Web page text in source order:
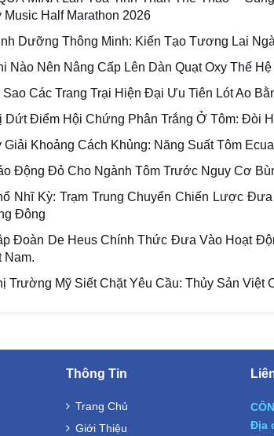
Music Half Marathon 2026
Dưỡng Thông Minh: Kiến Tạo Tương Lai
Nào Nên Nâng Cấp Lên Dàn Quạt Oxy Thế
Sao Các Trang Trại Hiện Đại Ưu Tiên Lót Ao
Dứt Điểm Hội Chứng Phân Trắng Ở Tôm: Đòi
Giải Khoảng Cách Khủng: Năng Suất Tôm
Động Đỏ Cho Ngành Tôm Trước Nguy Cơ
Nhĩ Kỳ: Trạm Trung Chuyển Chiến Lược
Đông
Đoàn De Heus Chính Thức Đưa Vào Hoạt
Nam.
Trường Mỹ Siết Chặt Yêu Cầu: Thủy Sản Việt
Thông Tin
Trang Chủ
Giới Thiệu
Địa